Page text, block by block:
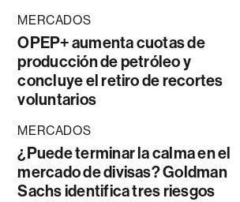
MERCADOS
OPEP+ aumenta cuotas de
producción de petróleo y
concluye el retiro de recortes
voluntarios
MERCADOS
¿Puede terminar la calma en el
mercado de divisas? Goldman
Sachs identifica tres riesgos